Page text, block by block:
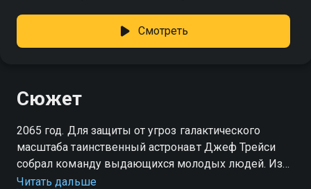
Смотреть
Сюжет
2065 год. Для защиты от угроз галактического
масштаба таинственный астронавт Джеф Трейси
собрал команду выдающихся молодых людей. Из
них он сформировал спасательный отряд
Читать дальше